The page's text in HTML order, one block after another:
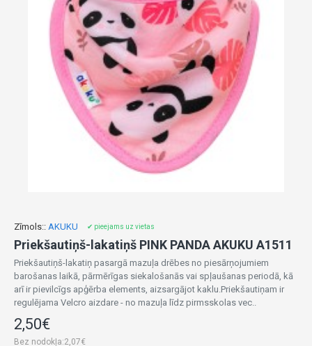
Zīmols:: AKUKU ✔ pieejams uz vietas
Priekšautiņš-lakatiņš PINK PANDA AKUKU A1511
Priekšautiņš-lakatiņ pasargā mazuļa drēbes no piesārņojumiem
barošanas laikā, pārmērīgas siekalošanās vai spļaušanas periodā, kā
arī ir pievilcīgs apģērba elements, aizsargājot kaklu.Priekšautiņam ir
regulējama Velcro aizdare - no mazuļa līdz pirmsskolas vec..
2,50€
Bez nodokļa:2,07€